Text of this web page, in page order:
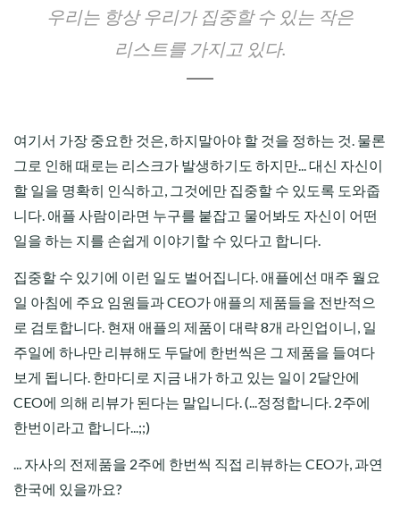
우리는 항상 우리가 집중할 수 있는 작은
리스트를 가지고 있다.
여기서 가장 중요한 것은, 하지말아야 할 것을 정하는 것. 물론
그로 인해 때로는 리스크가 발생하기도 하지만... 대신 자신이
할 일을 명확히 인식하고, 그것에만 집중할 수 있도록 도와줍
니다. 애플 사람이라면 누구를 붙잡고 물어봐도 자신이 어떤
일을 하는 지를 손쉽게 이야기할 수 있다고 합니다.
집중할 수 있기에 이런 일도 벌어집니다. 애플에선 매주 월요
일 아침에 주요 임원들과 CEO가 애플의 제품들을 전반적으
로 검토합니다. 현재 애플의 제품이 대략 8개 라인업이니, 일
주일에 하나만 리뷰해도 두달에 한번씩은 그 제품을 들여다
보게 됩니다. 한마디로 지금 내가 하고 있는 일이 2달안에
CEO에 의해 리뷰가 된다는 말입니다. (...정정합니다. 2주에
한번이라고 합니다...;;)
... 자사의 전제품을 2주에 한번씩 직접 리뷰하는 CEO가, 과연
한국에 있을까요?